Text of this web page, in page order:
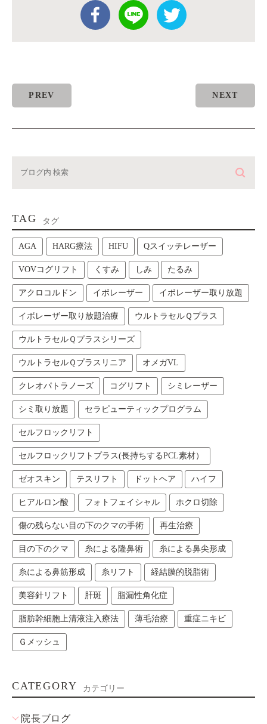
PREV NEXT
TAG タグ
AGA HARG療法 HIFU Qスイッチレーザー
VOVコグリフト くすみ しみ たるみ
アクロコルドン イボレーザー イボレーザー取り放題
イボレーザー取り放題治療 ウルトラセルＱプラス
ウルトラセルＱプラスシリーズ
ウルトラセルＱプラスリニア オメガVL
クレオパトラノーズ コグリフト シミレーザー
シミ取り放題 セラピューティックプログラム
セルフロックリフト
セルフロックリフトプラス(長持ちするPCL素材）
ゼオスキン テスリフト ドットヘア ハイフ
ヒアルロン酸 フォトフェイシャル ホクロ切除
傷の残らない目の下のクマの手術 再生治療
目の下のクマ 糸による隆鼻術 糸による鼻尖形成
糸による鼻筋形成 糸リフト 経結膜的脱脂術
美容針リフト 肝斑 脂漏性角化症
脂肪幹細胞上清液注入療法 薄毛治療 重症ニキビ
Ｇメッシュ
CATEGORY カテゴリー
院長ブログ